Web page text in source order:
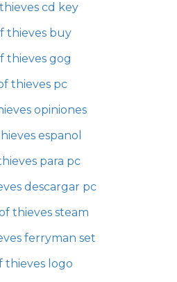
cd key
thieves buy
thieves gog
thieves pc
opiniones
espanol
para pc
descargar pc
thieves steam
ferryman set
thieves logo